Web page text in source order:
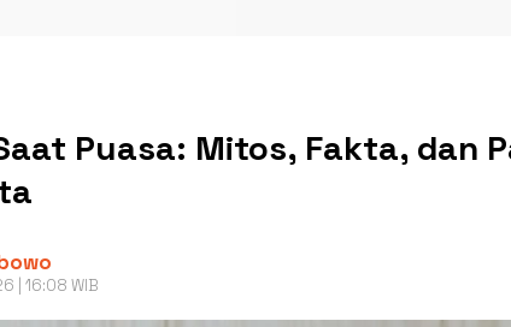
Puasa: Mitos, Fakta, dan
| 16:08 WIB